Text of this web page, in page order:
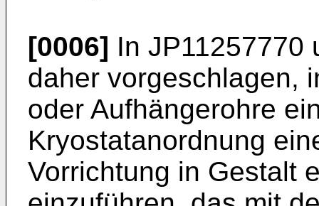
[0006] In JP11257770
daher vorgeschlagen,
oder Aufhängerohre
Kryostatanordnung
Vorrichtung in Gestalt